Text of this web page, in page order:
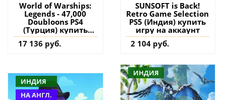
World of Warships:
Legends - 47,000
Doubloons PS4
(Турция) купить
дополнение на
аккаунт
17 136 руб.
SUNSOFT is Back!
Retro Game Selection
PS5 (Индия) купить
игру на аккаунт
2 104 руб.
ИНДИЯ
НА АНГЛ.
ИНДИЯ